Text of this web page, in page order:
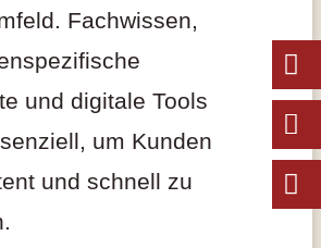
Fachwissen,
und digitale Tools
um Kunden
und schnell zu